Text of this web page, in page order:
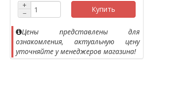
+
−
Купить
Цены представлены для
ознакомления, актуальную цену
уточняйте у менеджеров магазина!